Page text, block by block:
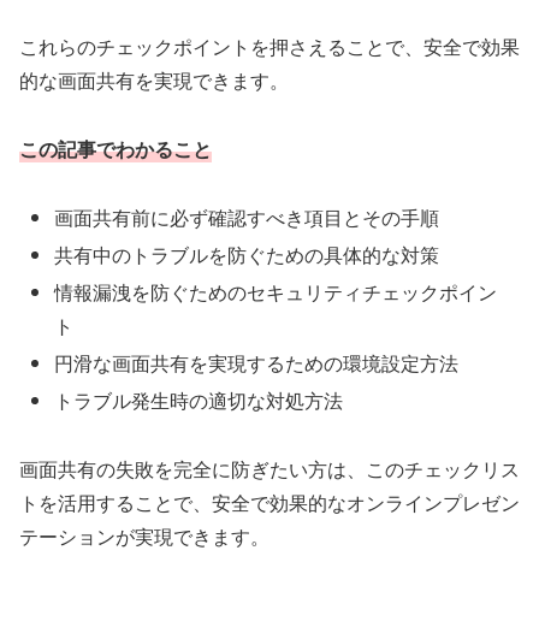
これらのチェックポイントを押さえることで、安全で効果
的な画面共有を実現できます。
この記事でわかること
画面共有前に必ず確認すべき項目とその手順
共有中のトラブルを防ぐための具体的な対策
情報漏洩を防ぐためのセキュリティチェックポイン
ト
円滑な画面共有を実現するための環境設定方法
トラブル発生時の適切な対処方法
画面共有の失敗を完全に防ぎたい方は、このチェックリス
トを活用することで、安全で効果的なオンラインプレゼン
テーションが実現できます。